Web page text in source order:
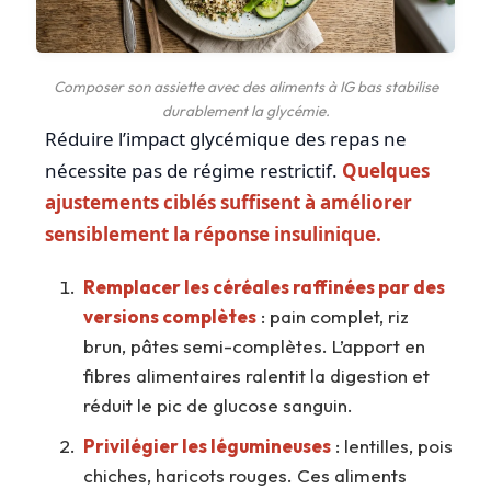
Composer son assiette avec des aliments à IG bas stabilise
durablement la glycémie.
Réduire l’impact glycémique des repas ne
nécessite pas de régime restrictif. Quelques
ajustements ciblés suffisent à améliorer
sensiblement la réponse insulinique.
Remplacer les céréales raffinées par des
versions complètes : pain complet, riz
brun, pâtes semi-complètes. L’apport en
fibres alimentaires ralentit la digestion et
réduit le pic de glucose sanguin.
Privilégier les légumineuses : lentilles, pois
chiches, haricots rouges. Ces aliments